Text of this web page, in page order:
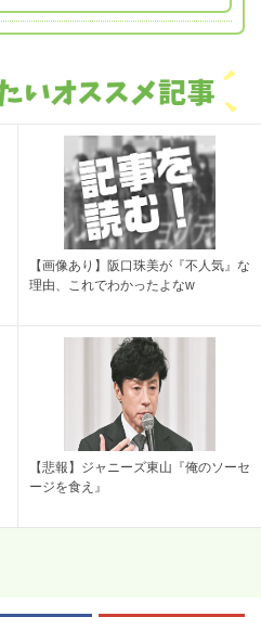
【画像あり】阪口珠美が『不人気』な
理由、これでわかったよなw
【悲報】ジャニーズ東山『俺のソーセ
ージを食え』